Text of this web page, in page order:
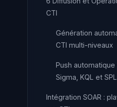
CTI
Génération
CTI multi-niveaux
Push automatique
Sigma, KQL et SPL
Intégration SOAR :